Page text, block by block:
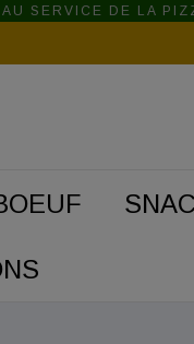
SERVICE DE LA